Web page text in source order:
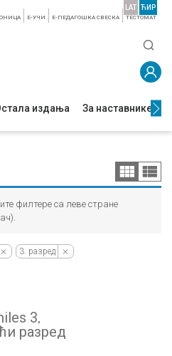
E-УЧИ Е-ПЕДАГОШКА СВЕСКА TЕСТОМАТ
LAT ЋИР
издања За наставнике
филтере са леве стране
3. разред
3,
разред